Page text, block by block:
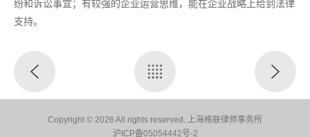
纷和诉讼事宜；有较强的企业运营思维，能在企业战略上给到法律
支持。
Copyright © 2026 All rights reserved. 上海格联律师事务所
沪ICP备05054442号-2